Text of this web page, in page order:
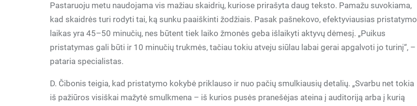
Pastaruoju metu naudojama vis mažiau skaidrių, kuriose prirašyta daug teksto. Pamažu suvokiama,
kad skaidrės turi rodyti tai, ką sunku paaiškinti žodžiais. Pasak pašnekovo, efektyviausias pristatymo
laikas yra 45–50 minučių, nes būtent tiek laiko žmonės geba išlaikyti aktyvų dėmesį. „Puikus
pristatymas gali būti ir 10 minučių trukmės, tačiau tokiu atveju siūlau labai gerai apgalvoti jo turinį“, –
pataria specialistas.
D. Čibonis teigia, kad pristatymo kokybė priklauso ir nuo pačių smulkiausių detalių. „Svarbu net tokia
iš pažiūros visiškai mažytė smulkmena – iš kurios pusės pranešėjas ateina į auditoriją arba į kurią